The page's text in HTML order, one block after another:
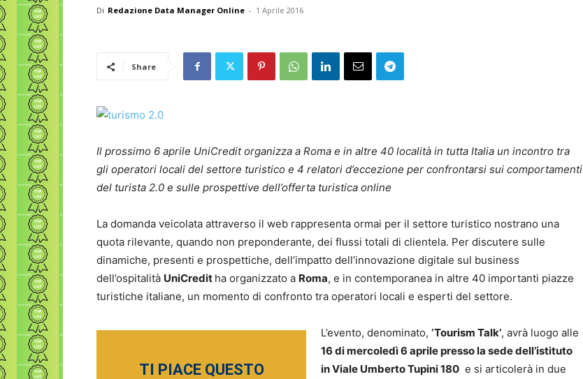
Di Redazione Data Manager Online - 1 Aprile 2016
Share
Il prossimo 6 aprile UniCredit organizza a Roma e in altre 40 località in tutta Italia un incontro tra
gli operatori locali del settore turistico e 4 relatori d’eccezione per confrontarsi sui comportamenti
del turista 2.0 e sulle prospettive dell’offerta turistica online
La domanda veicolata attraverso il web rappresenta ormai per il settore turistico nostrano una
quota rilevante, quando non preponderante, dei flussi totali di clientela. Per discutere sulle
dinamiche, presenti e prospettiche, dell’impatto dell’innovazione digitale sul business
dell’ospitalità UniCredit ha organizzato a Roma, e in contemporanea in altre 40 importanti piazze
turistiche italiane, un momento di confronto tra operatori locali e esperti del settore.
TI PIACE QUESTO
L’evento, denominato, ‘Tourism Talk’, avrà luogo alle
16 di mercoledì 6 aprile presso la sede dell’istituto
in Viale Umberto Tupini 180 e si articolerà in due